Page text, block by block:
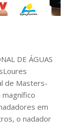
DE ÁGUAS
de Masters-
em
o nadador